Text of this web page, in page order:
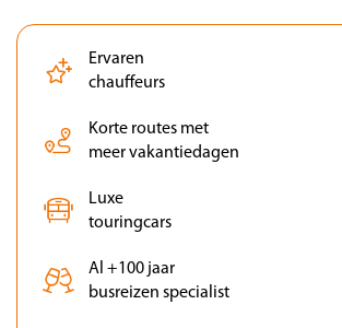
Ervaren
chauffeurs
Korte routes met
meer vakantiedagen
Luxe
touringcars
Al +100 jaar
busreizen specialist